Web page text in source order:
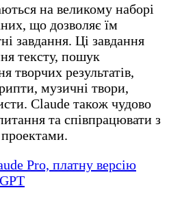
на великому наборі
що дозволяє їм
завдання. Ці завдання
тексту, пошук
творчих результатів,
музичні твори,
Claude також чудово
та співпрацювати з
Pro, платну версію